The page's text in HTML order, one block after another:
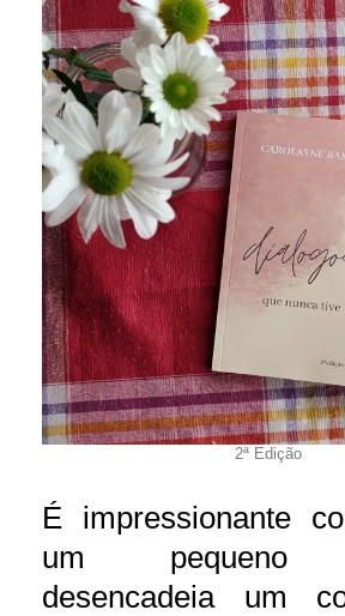
2ª Edição
É impressionante
um pequeno
desencadeia um